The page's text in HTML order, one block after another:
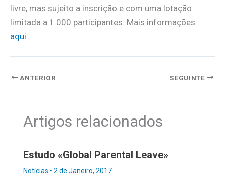
livre, mas sujeito a inscrição e com uma lotação
limitada a 1.000 participantes. Mais informações
aqui.
ANTERIOR SEGUINTE
Artigos relacionados
Estudo «Global Parental Leave»
Notícias • 2 de Janeiro, 2017